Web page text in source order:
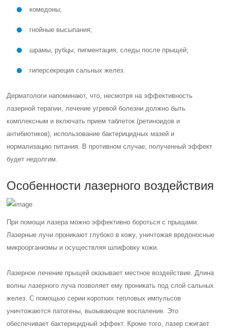
комедоны;
гнойные высыпания;
шрамы, рубцы, пигментация, следы после прыщей;
гиперсекреция сальных желез.
Дерматологи напоминают, что, несмотря на эффективность
лазерной терапии, лечение угревой болезни должно быть
комплексным и включать прием таблеток (ретиноидов и
антибиотиков), использование бактерицидных мазей и
нормализацию питания. В противном случае, полученный эффект
будет недолгим.
Особенности лазерного воздействия
При помощи лазера можно эффективно бороться с прыщами.
Лазерные лучи проникают глубоко в кожу, уничтожая вредоносные
микроорганизмы и осуществляя шлифовку кожи.
Лазерное лечение прыщей оказывает местное воздействие. Длина
волны лазерного луча позволяет ему проникать под слой сальных
желез. С помощью серии коротких тепловых импульсов
уничтожаются патогены, вызывающие воспаление. Это
обеспечивает бактерицидный эффект. Кроме того, лазер сжигает